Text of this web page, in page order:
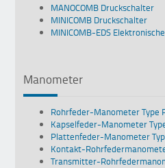
MANOCOMB Druckschalter
MINICOMB Druckschalter
MINICOMB-EDS
Manometer
Rohrfeder-Manometer Type
Kapselfeder-Manometer
Plattenfeder-Manometer
Kontakt-
Transmitter-